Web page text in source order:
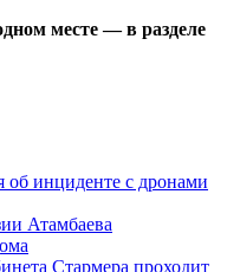
месте — в разделе
об инциденте с дронами
Атамбаева
Стармера проходит